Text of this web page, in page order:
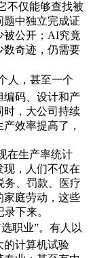
不仅能够查找被
题中独立完成证
被公开；AI究竟
数奇迹，仍需要
人，甚至一个
编码、设计和产
时，大公司持续
效率提高了，
在生产率统计
现，人们不仅在
务、罚款、医疗
家庭劳动，这些
下来。
职业”。有人以
的计算机试验